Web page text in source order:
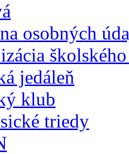
osobných
jedáleň
klub
triedy